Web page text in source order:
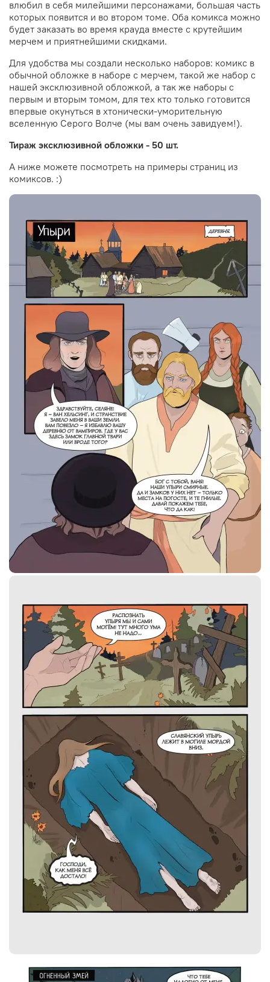
влюбил в себя милейшими персонажами, большая часть
которых появится и во втором томе. Оба комикса можно
будет заказать во время крауда вместе с крутейшим
мерчем и приятнейшими скидками.
Для удобства мы создали несколько наборов: комикс в
обычной обложке в наборе с мерчем, такой же набор с
нашей эксклюзивной обложкой, а так же наборы с
первым и вторым томом, для тех кто только готовится
впервые окунуться в хтонически-уморительную
вселенную Серого Волче (мы вам очень завидуем!).
Тираж эксклюзивной обложки - 50 шт.
А ниже можете посмотреть на примеры страниц из
комиксов. :)